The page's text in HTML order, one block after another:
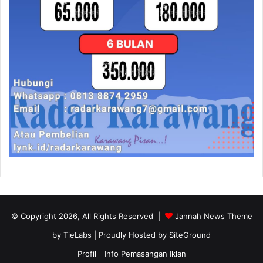
© Copyright 2026, All Rights Reserved |
Jannah News Theme
by TieLabs | Proudly Hosted by SiteGround
Profil
Info Pemasangan Iklan